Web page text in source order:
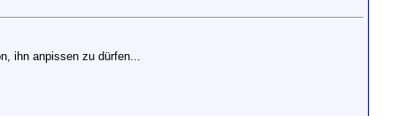
ihn anpissen zu dürfen...